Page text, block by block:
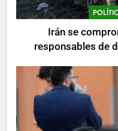
Irán se
responsables de